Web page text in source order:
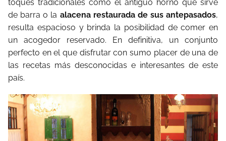
toques tradicionales como el antiguo horno que sirve
de barra o la alacena restaurada de sus antepasados,
resulta espacioso y brinda la posibilidad de comer en
un acogedor reservado. En definitiva, un conjunto
perfecto en el que disfrutar con sumo placer de una de
las recetas más desconocidas e interesantes de este
país.